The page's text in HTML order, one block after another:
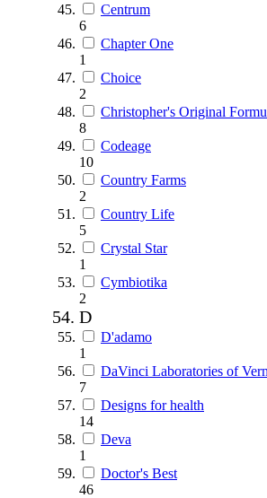
Centrum
6
Chapter One
1
Choice
2
Christopher's Original
8
Codeage
10
Country Farms
2
Country Life
5
Crystal Star
1
Cymbiotika
2
D
D'adamo
1
DaVinci Laboratories of
7
Designs for health
14
Deva
1
Doctor's Best
46